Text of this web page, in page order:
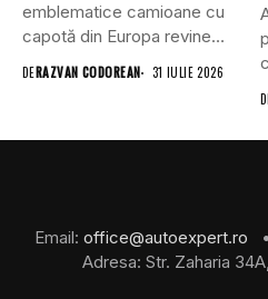
emblematice camioane cu
capotă din Europa revine
în...
DERAZVAN CODOREAN 31 IULIE 2026
Email: office@autoexpert.ro
Adresa: Str. Zaharia